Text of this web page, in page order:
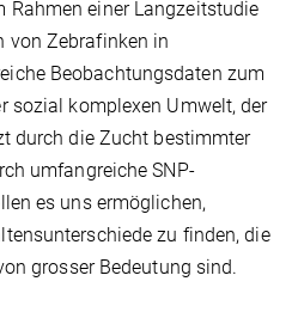
Rahmen einer Langzeitstudie
von Zebrafinken in
Beobachtungsdaten zum
sozial komplexen Umwelt, der
durch die Zucht bestimmter
umfangreiche SNP-
es uns ermöglichen,
zu finden, die
grosser Bedeutung sind.